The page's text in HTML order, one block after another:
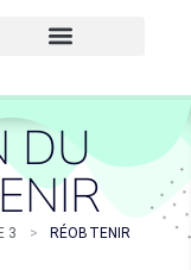
DU
3 > RÉOBTENIR